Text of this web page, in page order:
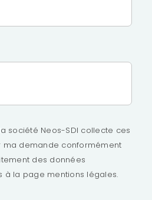
société Neos-SDI collecte ces
ma demande conformément
des données
à la page mentions légales.